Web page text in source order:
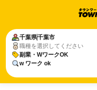
千葉県千葉市
職種を選択してください
副業・WワークOK
w ワーク ok